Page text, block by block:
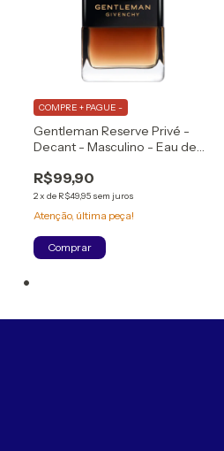
Gentleman Reserve Privé -
Decant - Masculino - Eau de
R$99,90
2x de R$49,95 sem juros
COMPRE + PAGUE -
Atenção, última peça!
Comprar